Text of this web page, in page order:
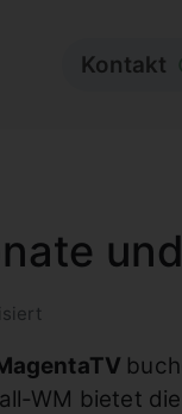
Kontakt
WM bietet